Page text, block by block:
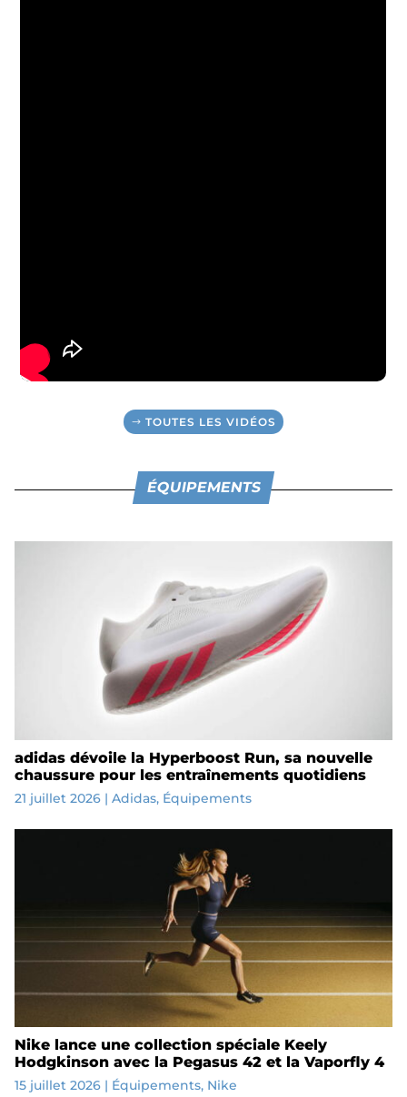
TOUTES LES VIDÉOS
ÉQUIPEMENTS
adidas dévoile la Hyperboost Run, sa nouvelle
chaussure pour les entraînements quotidiens
21 juillet 2026| Adidas, Équipements
Nike lance une collection spéciale Keely
Hodgkinson avec la Pegasus 42 et la Vaporfly 4
15 juillet 2026| Équipements, Nike